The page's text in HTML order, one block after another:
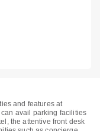
and features at
avail parking facilities
the attentive front desk